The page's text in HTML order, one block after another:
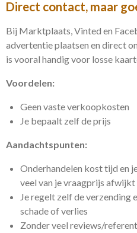
Direct contact, maar
Bij Marktplaats, Vinted en
advertentie plaatsen en direct
is vooral handig voor losse
Voordelen:
Geen vaste verkoopkosten
Je bepaalt zelf de prijs
Aandachtspunten:
Onderhandelen kost tijd en
veel van je vraagprijs afwijkt
Je regelt zelf de verzending
schade of verlies
Zonder veel reviews/